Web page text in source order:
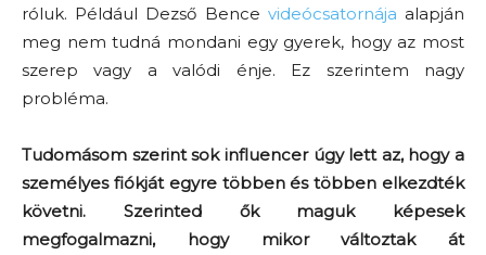
róluk. Például Dezső Bence videócsatornája alapján
meg nem tudná mondani egy gyerek, hogy az most
szerep vagy a valódi énje. Ez szerintem nagy
probléma.
Tudomásom szerint sok influencer úgy lett az, hogy a
személyes fiókját egyre többen és többen elkezdték
követni. Szerinted ők maguk képesek
megfogalmazni, hogy mikor változtak át